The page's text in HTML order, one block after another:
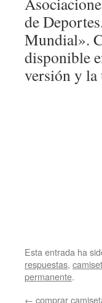
de
Mundial».
disponible
versión y
Esta entrada ha
respuestas,
permanente.
← comprar